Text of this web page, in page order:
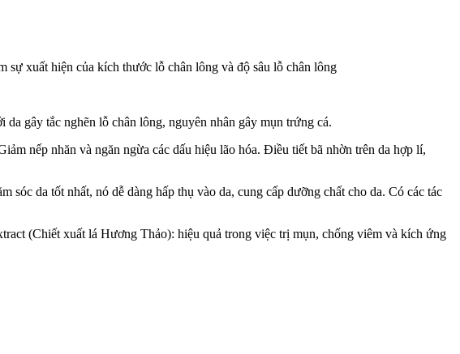
sự xuất hiện của kích thước lỗ chân lông và độ sâu lỗ chân lông
da gây tắc nghẽn lỗ chân lông, nguyên nhân gây mụn trứng cá.
nếp nhăn và ngăn ngừa các dấu hiệu lão hóa. Điều tiết bã nhờn trên da hợp lí,
sóc da tốt nhất, nó dễ dàng hấp thụ vào da, cung cấp dưỡng chất cho da. Có các tác
(Chiết xuất lá Hương Thảo): hiệu quả trong việc trị mụn, chống viêm và kích ứng